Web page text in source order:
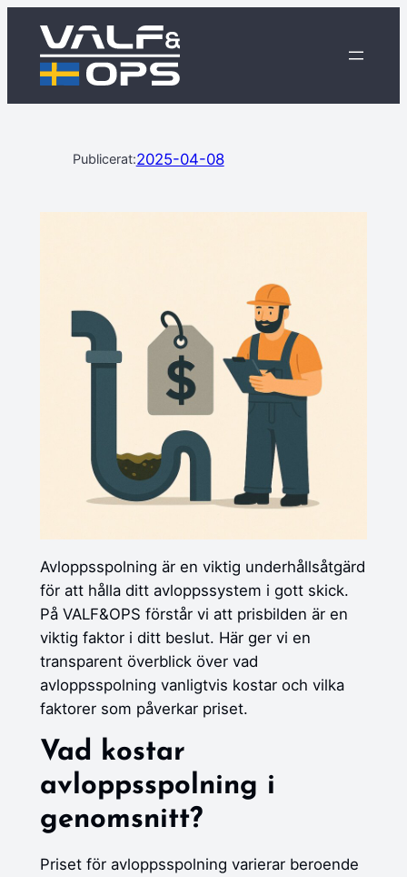
Publicerat:2025-04-08
Avloppsspolning är en viktig underhållsåtgärd
för att hålla ditt avloppssystem i gott skick.
På VALF&OPS förstår vi att prisbilden är en
viktig faktor i ditt beslut. Här ger vi en
transparent överblick över vad
avloppsspolning vanligtvis kostar och vilka
faktorer som påverkar priset.
Vad kostar
avloppsspolning i
genomsnitt?
Priset för avloppsspolning varierar beroende